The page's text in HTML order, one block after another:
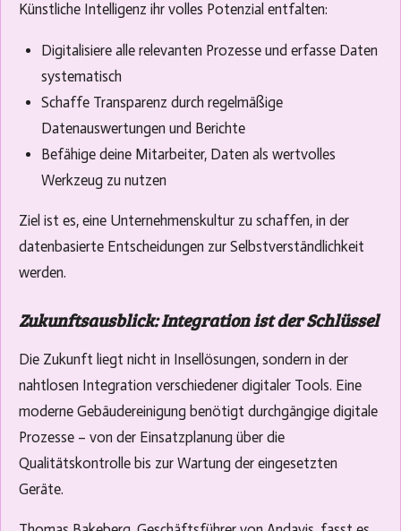
Künstliche Intelligenz ihr volles Potenzial entfalten:
Digitalisiere alle relevanten Prozesse und erfasse Daten
systematisch
Schaffe Transparenz durch regelmäßige
Datenauswertungen und Berichte
Befähige deine Mitarbeiter, Daten als wertvolles
Werkzeug zu nutzen
Ziel ist es, eine Unternehmenskultur zu schaffen, in der
datenbasierte Entscheidungen zur Selbstverständlichkeit
werden.
Zukunftsausblick: Integration ist der Schlüssel
Die Zukunft liegt nicht in Insellösungen, sondern in der
nahtlosen Integration verschiedener digitaler Tools. Eine
moderne Gebäudereinigung benötigt durchgängige digitale
Prozesse – von der Einsatzplanung über die
Qualitätskontrolle bis zur Wartung der eingesetzten
Geräte.